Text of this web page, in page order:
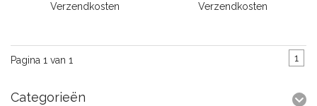
Verzendkosten
Verzendkosten
Pagina 1 van 1 1
Categorieën